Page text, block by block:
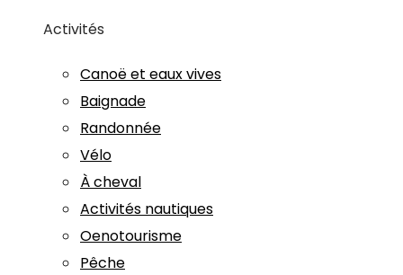
Activités
Canoë et eaux vives
Baignade
Randonnée
Vélo
À cheval
Activités nautiques
Oenotourisme
Pêche